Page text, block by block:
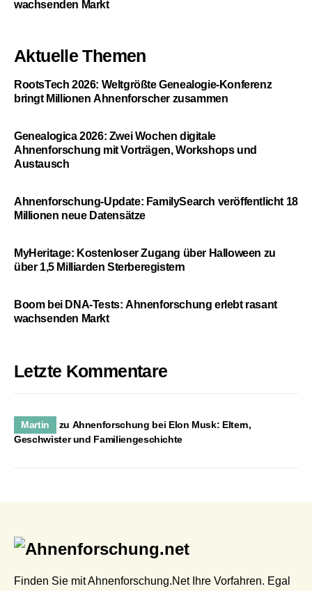
wachsenden Markt
Aktuelle Themen
RootsTech 2026: Weltgrößte Genealogie-Konferenz
bringt Millionen Ahnenforscher zusammen
Genealogica 2026: Zwei Wochen digitale
Ahnenforschung mit Vorträgen, Workshops und
Austausch
Ahnenforschung-Update: FamilySearch veröffentlicht 18
Millionen neue Datensätze
MyHeritage: Kostenloser Zugang über Halloween zu
über 1,5 Milliarden Sterberegistern
Boom bei DNA-Tests: Ahnenforschung erlebt rasant
wachsenden Markt
Letzte Kommentare
Martin zu Ahnenforschung bei Elon Musk: Eltern,
Geschwister und Familiengeschichte
Finden Sie mit Ahnenforschung.Net Ihre Vorfahren. Egal